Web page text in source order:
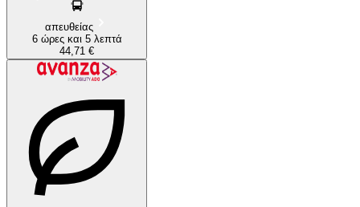
απευθείας
6 ώρες και 5 λεπτά
44,71 €